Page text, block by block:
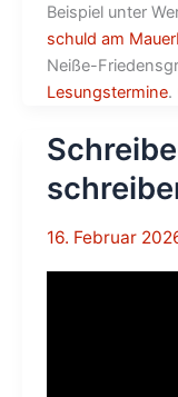
Beispiel unter
schuld am
Neiße-
Lesungstermine.
16. Februar